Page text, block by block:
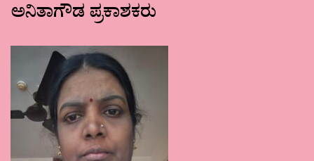
ಅನಿತಾಗೌಡ ಪ್ರಕಾಶಕರು